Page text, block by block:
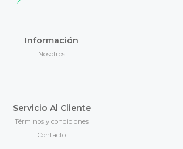
Información
Nosotros
Servicio Al Cliente
Términos y condiciones
Contacto